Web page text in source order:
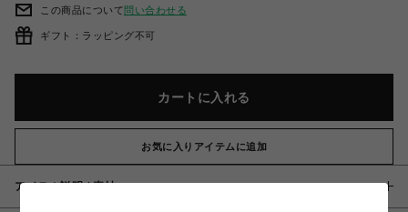
この商品について問い合わせる
ギフト：ラッピング不可
カートに入れる
お気に入りアイテムに追加
アイテム説明 / 素材